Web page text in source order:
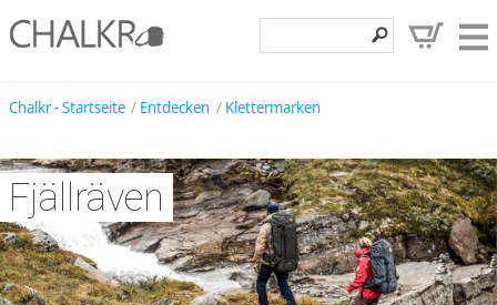
Entdecken
Angebote
Hilfe, Kontakt
Chalkr - Startseite Entdecken Klettermarken
Fjällräven